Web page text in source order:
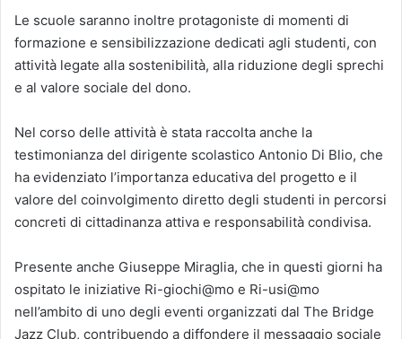
Le scuole saranno inoltre protagoniste di momenti di
formazione e sensibilizzazione dedicati agli studenti, con
attività legate alla sostenibilità, alla riduzione degli sprechi
e al valore sociale del dono.
Nel corso delle attività è stata raccolta anche la
testimonianza del dirigente scolastico Antonio Di Blio, che
ha evidenziato l’importanza educativa del progetto e il
valore del coinvolgimento diretto degli studenti in percorsi
concreti di cittadinanza attiva e responsabilità condivisa.
Presente anche Giuseppe Miraglia, che in questi giorni ha
ospitato le iniziative Ri-giochi@mo e Ri-usi@mo
nell’ambito di uno degli eventi organizzati dal The Bridge
Jazz Club, contribuendo a diffondere il messaggio sociale